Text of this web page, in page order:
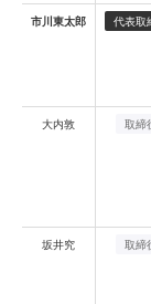
市川東太郎 代表取
大内敦 取締
坂井究 取締